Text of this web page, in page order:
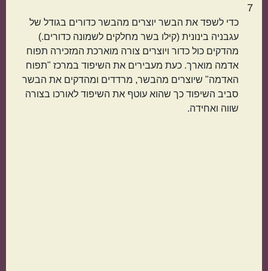
7
כדי לשפד את הבשר יוצרים מהבשר כדורים בגודל של
עגבניה בינונית (קילו בשר מחלקים לשמונה כדורים.)
מהדקים כול כדור ויוצרים צורה מוארכת המזכירה תפוח
אדמה מוארך. כעת מעבירים את השיפוד במרכז "תפוח
האדמה" שיוצרים מהבשר, מרדדים ומהדקים את הבשר
סביב השיפוד כך שהוא עוטף את השיפוד לאורכו בצורה
שווה ואחידה.
הכול בסיר אחד מתאימות כמתנה